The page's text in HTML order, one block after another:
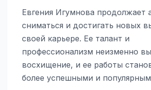
Евгения Игумнова продолжает
сниматься и достигать новых
своей карьере. Ее талант и
профессионализм неизменно
восхищение, и ее работы
более успешными и